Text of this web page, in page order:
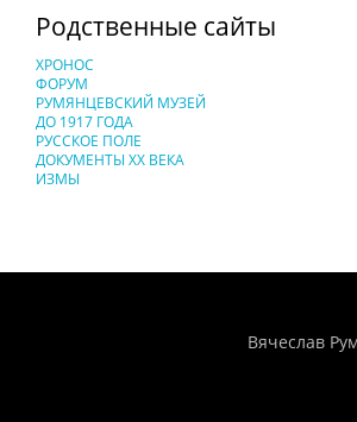
Родственные сайты
ХРОНОС
ФОРУМ
РУМЯНЦЕВСКИЙ МУЗЕЙ
ДО 1917 ГОДА
РУССКОЕ ПОЛЕ
ДОКУМЕНТЫ XX ВЕКА
ИЗМЫ
Вячеслав